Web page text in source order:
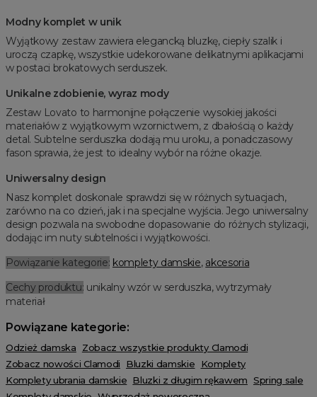
Modny komplet w unik
Wyjątkowy zestaw zawiera elegancką bluzkę, ciepły szalik i
uroczą czapkę, wszystkie udekorowane delikatnymi aplikacjami
w postaci brokatowych serduszek.
Unikalne zdobienie, wyraz mody
Zestaw Lovato to harmonijne połączenie wysokiej jakości
materiałów z wyjątkowym wzornictwem, z dbałością o każdy
detal. Subtelne serduszka dodają mu uroku, a ponadczasowy
fason sprawia, że jest to idealny wybór na różne okazje.
Uniwersalny design
Nasz komplet doskonale sprawdzi się w różnych sytuacjach,
zarówno na co dzień, jak i na specjalne wyjścia. Jego uniwersalny
design pozwala na swobodne dopasowanie do różnych stylizacji,
dodając im nuty subtelności i wyjątkowości.
Powiązanie kategorie: komplety damskie, akcesoria
Cechy produktu: unikalny wzór w serduszka, wytrzymały
materiał
Powiązane kategorie:
Odzież damska
Zobacz wszystkie produkty Clamodi
Zobacz nowości Clamodi
Bluzki damskie
Komplety
Komplety ubrania damskie Bluzki z długim rękawem Spring sale